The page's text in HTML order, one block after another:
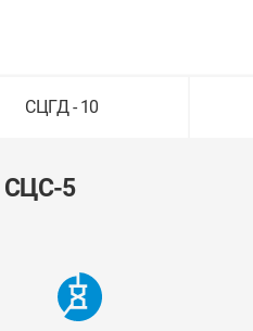
СЦГД - 10
СЦС-5